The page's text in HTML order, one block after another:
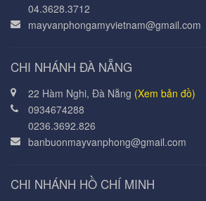
04.3628.3712
mayvanphongamyvietnam@gmail.com
CHI NHÁNH ĐÀ NẴNG
22 Hàm Nghi, Đà Nẵng (Xem bản đồ)
0934674288
0236.3692.826
banbuonmayvanphong@gmail.com
CHI NHÁNH HỒ CHÍ MINH